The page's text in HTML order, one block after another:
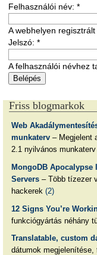
Felhasználói név: *
A webhelyen
Jelszó: *
A felhasználói névhez
Friss blogmarkok
Web
munkaterv– Megjelent
2.1 nyilvános munkaterv
MongoDB Apocalypse
Servers– Több tízezer
hackerek (2)
12 Signs You’re
funkciógyártás néhány
Translatable, custom
dátumok megjelenítése,